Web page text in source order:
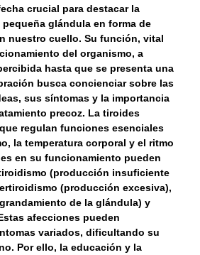
crucial para destacar la
glándula en forma de
nuestro cuello. Su función, vital
del organismo, a
hasta que se presenta una
busca concienciar sobre las
sus síntomas y la importancia
precoz. La tiroides
regulan funciones esenciales
la temperatura corporal y el ritmo
en su funcionamiento pueden
(producción insuficiente
(producción excesiva),
de la glándula) y
afecciones pueden
variados, dificultando su
Por ello, la educación y la